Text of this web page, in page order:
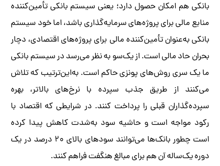
بانکی هم امکان حصول دارد؛ یعنی سیستم بانکی تأمین‌‌کننده
منابع مالی برای پروژه‌های سرمایه‌گذاری باشد، اما خود سیستم
بانکی به‌عنوان تأمین‌کننده مالی برای پروژه‌های اقتصادی، دچار
بحران حاد مالی است. از یک‌سو به نظر می‌رسد در سیستم بانکی
ما یک سری روش‌های پونزی حاکم است. به‌این‌ترتیب که تلاش
می‌کنند از طریق جذب سپرده با نرخ‌های بالاتر، بهره
سپرده‌گذاران قبلی را پرداخت کنند. در شرایطی که اقتصاد با
رکود مواجه است و حاشیه سود به‌شدت کاهش پیدا کرده
است چطور بانک‌ها می‌توانند سودهای بالای ۲۰ درصد در یک
دوره یک‌ساله آن هم برای مبالغ هنگفت فراهم کنند.